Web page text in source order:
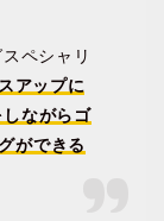
ペシャリ
アップに
ながらゴ
ができる